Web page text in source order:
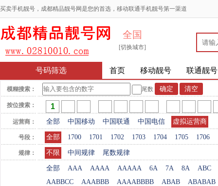
买卖手机靓号，成都精品靓号网是您的首选，移动联通手机靓号第一渠道
全国
[切换城市]
号码筛选 首页 移动靓号 联通靓号
模糊搜索： 尾数
按位搜索：
运营商： 全部 中国移动 中国联通 中国电信 虚拟运营商
号段： 全部 1700 1701 1702 1703 1704 1705 1706
规律： 不限 中间规律 尾数规律
全部 AAA AAAA AAAAA 6A 7A 8A
ABC
AABBCC
AAABBB AAAABBBB ABAB
ABABAB